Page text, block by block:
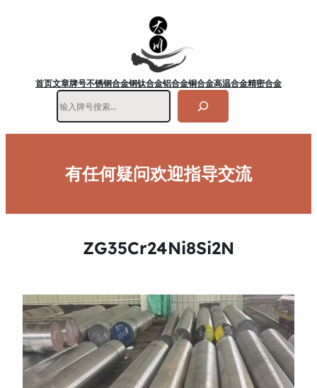
首页文章牌号不锈钢合金钢钛合金铝合金铜合金高温合金精密合金
有任何疑问欢迎指导交流
ZG35Cr24Ni8Si2N